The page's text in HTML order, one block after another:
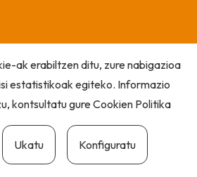
ak erabiltzen ditu, zure nabigazioa
estatistikoak egiteko. Informazio
kontsultatu gureCookien Politika
Ukatu Konfiguratu